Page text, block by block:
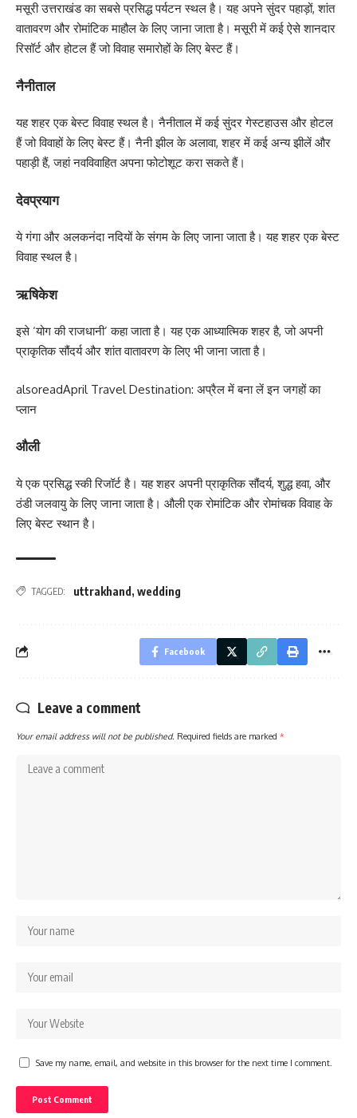
मसूरी उत्तराखंड का सबसे प्रसिद्ध पर्यटन स्थल है। यह अपने सुंदर पहाड़ों, शांत
वातावरण और रोमांटिक माहौल के लिए जाना जाता है। मसूरी में कई ऐसे शानदार
रिसॉर्ट और होटल हैं जो विवाह समारोहों के लिए बेस्ट हैं।
नैनीताल
यह शहर एक बेस्ट विवाह स्थल है। नैनीताल में कई सुंदर गेस्टहाउस और होटल
हैं जो विवाहों के लिए बेस्ट हैं। नैनी झील के अलावा, शहर में कई अन्य झीलें और
पहाड़ी हैं, जहां नवविवाहित अपना फोटोशूट करा सकते हैं।
देवप्रयाग
ये गंगा और अलकनंदा नदियों के संगम के लिए जाना जाता है। यह शहर एक बेस्ट
विवाह स्थल है।
ऋषिकेश
इसे ‘योग की राजधानी’ कहा जाता है। यह एक आध्यात्मिक शहर है, जो अपनी
प्राकृतिक सौंदर्य और शांत वातावरण के लिए भी जाना जाता है।
alsoreadApril Travel Destination: अप्रैल में बना लें इन जगहों का
प्लान
औली
ये एक प्रसिद्ध स्की रिजॉर्ट है। यह शहर अपनी प्राकृतिक सौंदर्य, शुद्ध हवा, और
ठंडी जलवायु के लिए जाना जाता है। औली एक रोमांटिक और रोमांचक विवाह के
लिए बेस्ट स्थान है।
TAGGED: uttrakhand , wedding
Facebook
Leave a comment
Your email address will not be published. Required fields are marked *
Save my name, email, and website in this browser for the next time I comment.